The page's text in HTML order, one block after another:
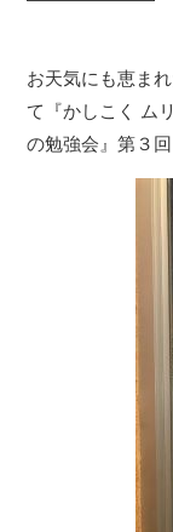
お天気にも恵ま
て『かしこく ム
の勉強会』第３